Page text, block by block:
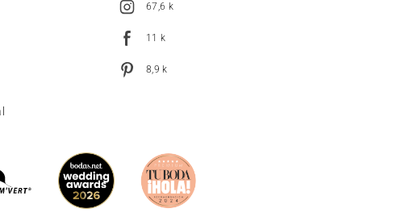
67,6 k
11 k
8,9 k